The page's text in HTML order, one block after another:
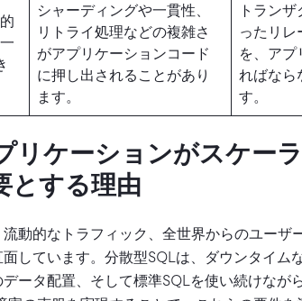
シャーディングや一貫性、
リトライ処理などの複雑さ
がアプリケーションコード
に押し出されることがあり
ます。
トラン
ったリレ
を、アプ
ればなら
す。
リケーションがスケー
とする理由
動的なトラフィック、全世界からのユーザ
しています。分散型SQLは、ダウンタイム
ータ配置、そして標準SQLを使い続けなが